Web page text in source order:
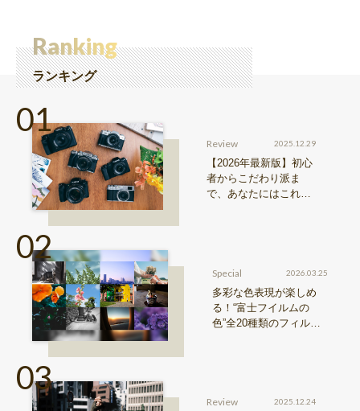
Ranking
ランキング
Review 2025.12.29
【2026年最新版】初心
者からこだわり派ま
で、あなたにはこれが
Special 2026.03.25
多彩な色表現が楽しめ
る！“富士フイルムの
色”全20種類のフィルム
Review 2025.12.24